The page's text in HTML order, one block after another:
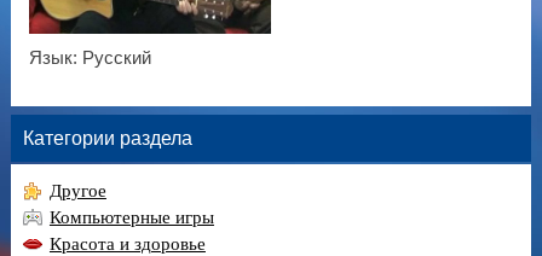
Язык: Русский
Категории раздела
Другое
Компьютерные игры
Красота и здоровье